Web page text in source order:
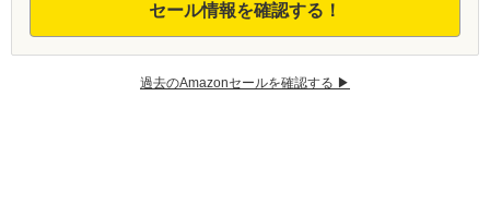
セール情報を確認する！
過去のAmazonセールを確認する ▶︎